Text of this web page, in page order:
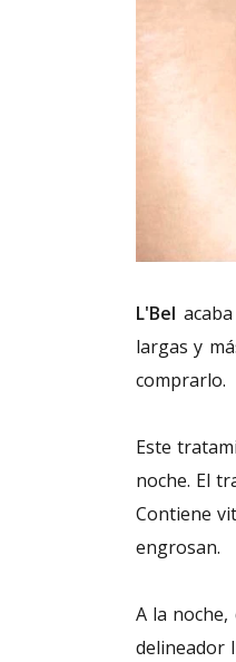
L'Bel
largas y
comprarlo.
Este
noche. El
Contiene
engrosan.
A la
delineador